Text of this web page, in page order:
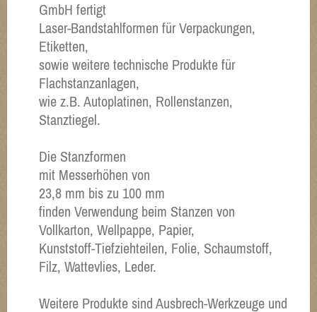
GmbH fertigt
Laser-Bandstahlformen für Verpackungen,
Etiketten,
sowie weitere technische Produkte für
Flachstanzanlagen,
wie z.B. Autoplatinen, Rollenstanzen,
Stanztiegel.
Die Stanzformen
mit Messerhöhen von
23,8 mm bis zu 100 mm
finden Verwendung beim Stanzen von
Vollkarton, Wellpappe, Papier,
Kunststoff-Tiefziehteilen, Folie, Schaumstoff,
Filz, Wattevlies, Leder.
Weitere Produkte sind Ausbrech-Werkzeuge und